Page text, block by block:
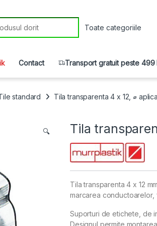
Contact Transport gratuit peste 499
standard Tila transparenta 4 x 12, ⌀
🔍 Tila
Tila transparenta 4 x 12
marcarea conductoarelor,
Suporturi de etichete, de